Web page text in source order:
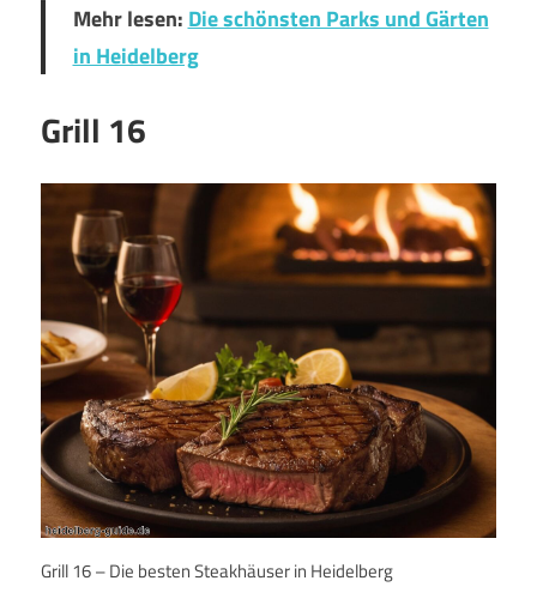
Mehr lesen: Die schönsten Parks und Gärten
in Heidelberg
Grill 16
Grill 16 – Die besten Steakhäuser in Heidelberg